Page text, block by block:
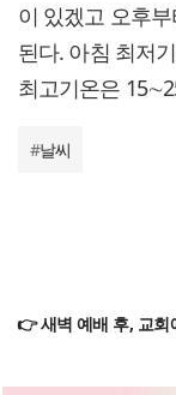
이 있겠고 오후
된다. 아침 최저
최고기온은
#날씨
👉 새벽 예배 후, 교회